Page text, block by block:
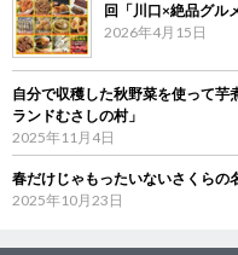
回「川口×絶品グル
2026年4月15日
自分で収穫した秋野菜を使って
ランドむさしの村」
2025年11月4日
春だけじゃもったいないさくらの
2025年10月23日